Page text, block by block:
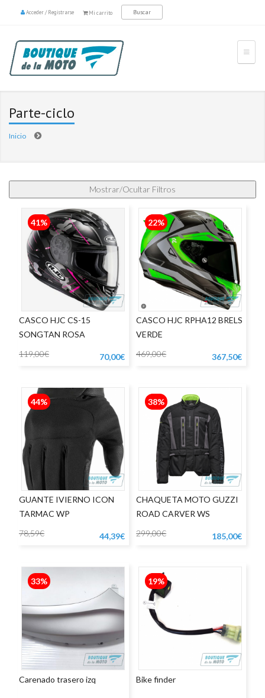
Mi carrito
Acceder/Registrarse
Parte-ciclo
Inicio
41%
CASCO HJC CS-15
SONGTAN ROSA
119,00€
70,00€
22%
CASCO HJC RPHA12 BRELS
VERDE
469,00€
367,50€
44%
GUANTE IVIERNO ICON
TARMAC WP
78,59€
44,39€
38%
CHAQUETA MOTO GUZZI
ROAD CARVER WS
299,00€
185,00€
33%
Carenado trasero izq
19%
Bike finder
Páginas